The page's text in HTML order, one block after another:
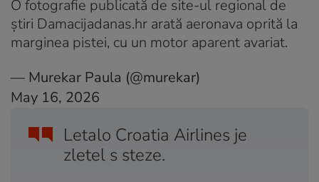
O fotografie publicată de site-ul regional de
știri Damacijadanas.hr arată aeronava oprită la
marginea pistei, cu un motor aparent avariat.
Letalo Croatia Airlines je
zletel s steze.
— Murekar Paula (@murekar)
May 16, 2026